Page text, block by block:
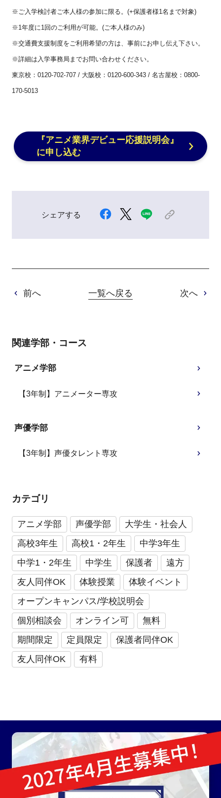
※ご入学検討者ご本人様の参加に限る。(+保護者様1名まで対象)
※1年度に1回のご利用が可能。(ご本人様のみ)
※交通費支援制度をご利用希望の方は、事前にお申し伝え下さい。
※詳細は入学事務局までお問い合わせください。
東京校：0120-702-707 / 大阪校：0120-600-343 / 名古屋校：0800-
170-5013
『アニメ業界デビュー応援説明会』
に申し込む
シェアする
前へ 一覧へ戻る 次へ
関連学部・コース
アニメ学部
【3年制】アニメーター専攻
声優学部
【3年制】声優タレント専攻
カテゴリ
アニメ学部 声優学部
大学生・社会人
高校3年生
高校1・2年生
中学3年生
中学1・2年生
中学生 保護者
遠方
友人同伴OK
体験授業
体験イベント
オープンキャンパス/学校説明会
個別相談会
オンライン可
無料
期間限定
定員限定
保護者同伴OK
友人同伴OK
有料